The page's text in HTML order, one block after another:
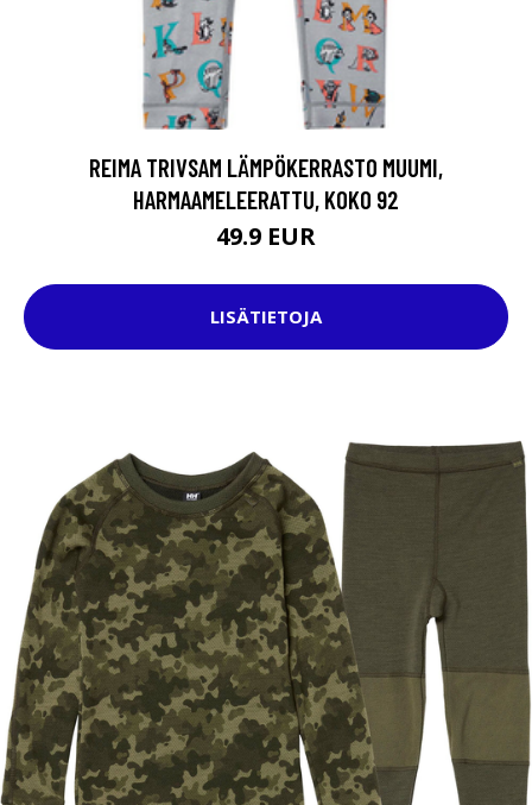
REIMA TRIVSAM LÄMPÖKERRASTO MUUMI,
HARMAAMELEERATTU, KOKO 92
49.9 EUR
LISÄTIETOJA